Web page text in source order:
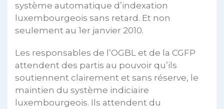
système automatique d’indexation
luxembourgeois sans retard. Et non
seulement au 1er janvier 2010.
Les responsables de l’OGBL et de la CGFP
attendent des partis au pouvoir qu’ils
soutiennent clairement et sans réserve, le
maintien du système indiciaire
luxembourgeois. Ils attendent du